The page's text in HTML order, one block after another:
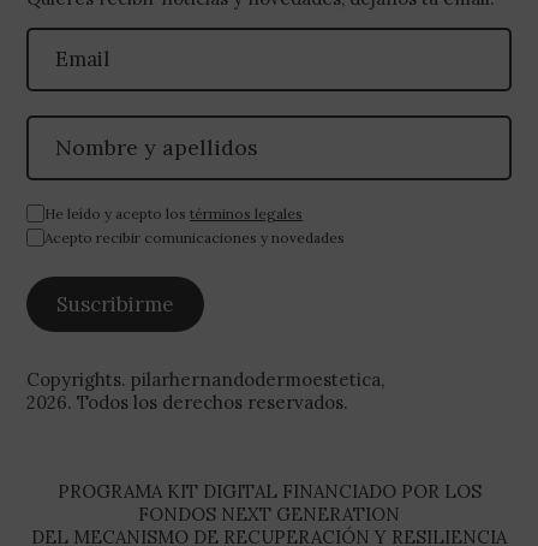
He leído y acepto los términos legales
Acepto recibir comunicaciones y novedades
Copyrights. pilarhernandodermoestetica,
2026. Todos los derechos reservados.
PROGRAMA KIT DIGITAL FINANCIADO POR LOS
FONDOS NEXT GENERATION
DEL MECANISMO DE RECUPERACIÓN Y RESILIENCIA